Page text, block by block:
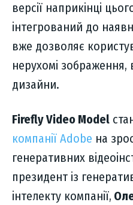
версії наприкінці
інтегрований до
вже дозволяє
нерухомі зображення,
дизайни.
Firefly Video Model
компанії Adobe на
генеративних
президент із
інтелекту компанії,